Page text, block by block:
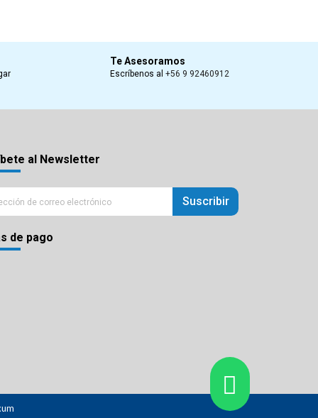
Te Asesoramos
Escríbenos al+56 9 92460912
al Newsletter
Suscribir
de pago